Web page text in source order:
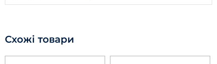
Схожі товари